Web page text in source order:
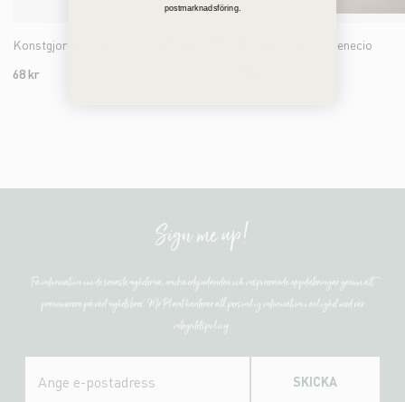
Konstgjord grön Eucalyptus 74cm
68 kr
Konstgjord grön Senecio
Sign me up!
Få information om de senaste nyheterna, unika erbjudanden och inspirerande uppdateringar genom att
prenumerera på vårt nyhetsbrev. Mr Plant hanterar all personlig information i enlighet med vår
integritetspolicy.
SKICKA
postmarknadsföring.